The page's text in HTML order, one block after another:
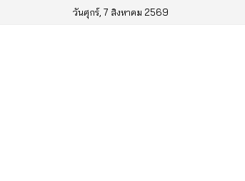
วันศุกร์, 7 สิงหาคม 2569